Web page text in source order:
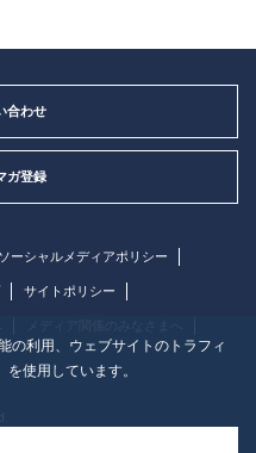
合わせ
ガ登録
ソーシャルメディアポリシー
サイトポリシー
の利用、ウェブサイトのトラフィ
使用しています。